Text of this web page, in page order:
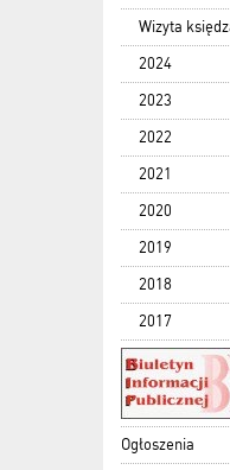
Wizyta
2024
2023
2022
2021
2020
2019
2018
2017
Ogłoszenia